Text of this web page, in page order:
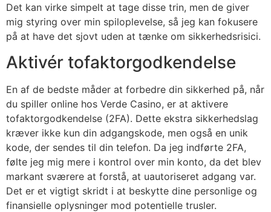
Det kan virke simpelt at tage disse trin, men de giver
mig styring over min spiloplevelse, så jeg kan fokusere
på at have det sjovt uden at tænke om sikkerhedsrisici.
Aktivér tofaktorgodkendelse
En af de bedste måder at forbedre din sikkerhed på, når
du spiller online hos Verde Casino, er at aktivere
tofaktorgodkendelse (2FA). Dette ekstra sikkerhedslag
kræver ikke kun din adgangskode, men også en unik
kode, der sendes til din telefon. Da jeg indførte 2FA,
følte jeg mig mere i kontrol over min konto, da det blev
markant sværere at forstå, at uautoriseret adgang var.
Det er et vigtigt skridt i at beskytte dine personlige og
finansielle oplysninger mod potentielle trusler.